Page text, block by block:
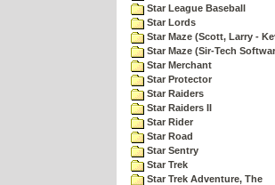
Star League Baseball
Star Lords
Star Maze (Scott, Larry -
Star Maze (Sir-Tech
Star Merchant
Star Protector
Star Raiders
Star Raiders II
Star Rider
Star Road
Star Sentry
Star Trek
Star Trek Adventure, The